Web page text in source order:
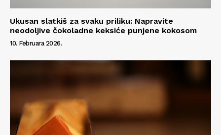
Ukusan slatkiš za svaku priliku: Napravite
neodoljive čokoladne keksiće punjene kokosom
10. Februara 2026.